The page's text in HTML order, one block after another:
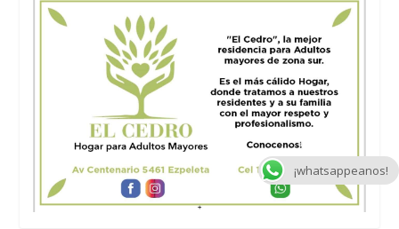
¡whatsappeanos!